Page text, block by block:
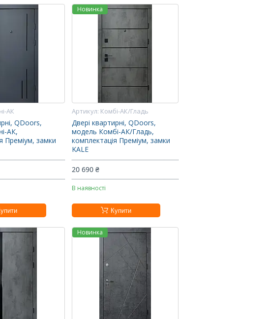
АК
QDoors,
АК,
Преміум, замки
Новинка
Комбі-АК/Гладь
Двері квартирні, QDoors,
модель Комбі-АК/Гладь,
комплектація Преміум, замки
KALE
20 690 ₴
В наявності
Купити
Новинка